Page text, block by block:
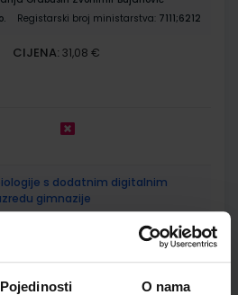
Pojedinosti O nama
Registarski broj ministarstva: 7111;6212
CIJENA: 31,08 €
s dodatnim digitalnim
gimnazije
Blažetić Bendelja Lukša
Registarski broj ministarstva:6984
CIJENA: 22,20 €